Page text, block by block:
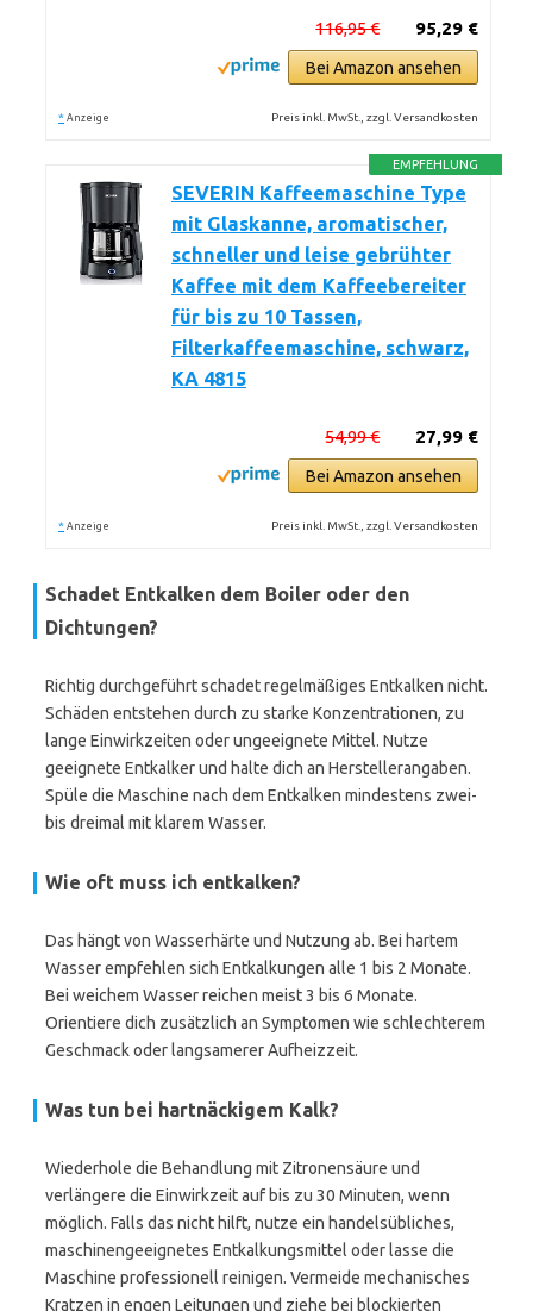
95,29 €
116,95 €
Bei Amazon ansehen
* Anzeige Preis inkl. MwSt., zzgl. Versandkosten
EMPFEHLUNG
SEVERIN Kaffeemaschine Type
mit Glaskanne, aromatischer,
schneller und leise gebrühter
Kaffee mit dem Kaffeebereiter
für bis zu 10 Tassen,
Filterkaffeemaschine, schwarz,
KA 4815
27,99 €
54,99 €
Bei Amazon ansehen
* Anzeige Preis inkl. MwSt., zzgl. Versandkosten
Schadet Entkalken dem Boiler oder den
Dichtungen?
Richtig durchgeführt schadet regelmäßiges Entkalken nicht.
Schäden entstehen durch zu starke Konzentrationen, zu
lange Einwirkzeiten oder ungeeignete Mittel. Nutze
geeignete Entkalker und halte dich an Herstellerangaben.
Spüle die Maschine nach dem Entkalken mindestens zwei-
bis dreimal mit klarem Wasser.
Wie oft muss ich entkalken?
Das hängt von Wasserhärte und Nutzung ab. Bei hartem
Wasser empfehlen sich Entkalkungen alle 1 bis 2 Monate.
Bei weichem Wasser reichen meist 3 bis 6 Monate.
Orientiere dich zusätzlich an Symptomen wie schlechterem
Geschmack oder langsamerer Aufheizzeit.
Was tun bei hartnäckigem Kalk?
Wiederhole die Behandlung mit Zitronensäure und
verlängere die Einwirkzeit auf bis zu 30 Minuten, wenn
möglich. Falls das nicht hilft, nutze ein handelsübliches,
maschinengeeignetes Entkalkungsmittel oder lasse die
Maschine professionell reinigen. Vermeide mechanisches
Kratzen in engen Leitungen und ziehe bei blockierten